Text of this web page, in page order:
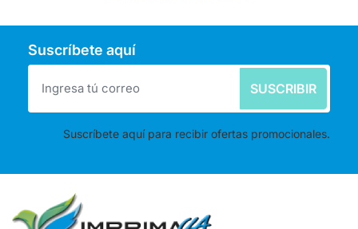
Suscríbete aquí
SUSCRIBIR
Suscríbete aquí para recibir ofertas promocionales.